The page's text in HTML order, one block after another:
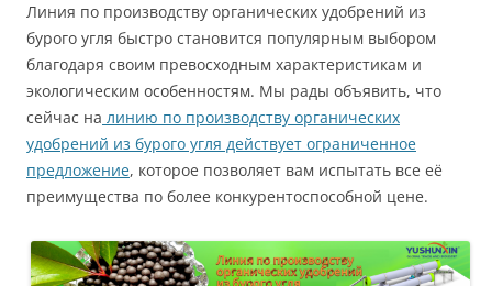
Линия по производству органических удобрений из
бурого угля быстро становится популярным выбором
благодаря своим превосходным характеристикам и
экологическим особенностям. Мы рады объявить, что
сейчас на линию по производству органических
удобрений из бурого угля действует ограниченное
предложение, которое позволяет вам испытать все её
преимущества по более конкурентоспособной цене.